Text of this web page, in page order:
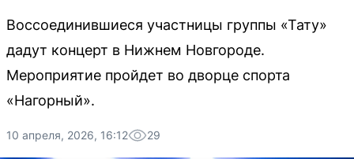
Воссоединившиеся участницы группы «Тату»
дадут концерт в Нижнем Новгороде.
Мероприятие пройдет во дворце спорта
«Нагорный».
10 апреля, 2026, 16:12 29